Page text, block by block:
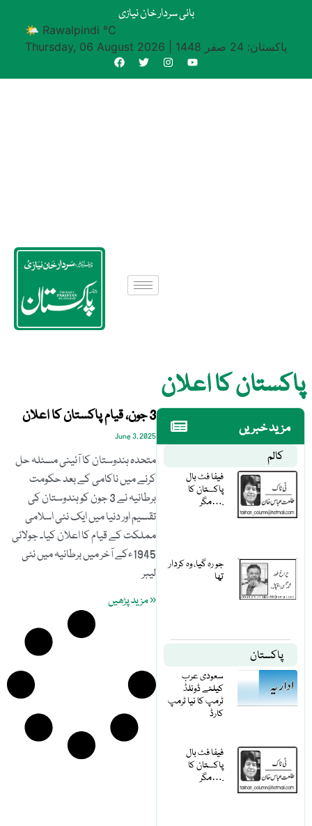
بانی سردار خان نیازی
🌤 Rawalpindi °C
Thursday, 06 August 2026
پاکستان: 24 صفر 1448
پاکستان کا اعلان
مزید خبریں
کالم
فیفا فٹ بال
پاکستان کا
مگر….
جو رہ گیا، وہ کردار
تھا
پاکستان
سعودی عرب
کیلئے ڈونلڈ
ٹرمپ کا نیا ٹرمپ
کارڈ
فیفا فٹ بال
پاکستان کا
مگر….
3 جون، قیام پاکستان کا اعلان
June 3, 2025
متحدہ ہندوستان کا آئینی مسئلہ حل
کرنے میں ناکامی کے بعد حکومت
برطانیہ نے 3 جون کو ہندوستان کی
تقسیم اور دنیا میں ایک نئی اسلامی
مملکت کے قیام کا اعلان کیا۔ جولائی
1945ءکے آخر میں برطانیہ میں نئی
لیبر
« مزید پڑھیں